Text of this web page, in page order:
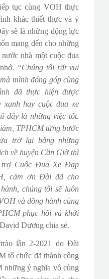
tục cùng VOH thực
khác thiết thực và ý
sẽ là những động lực
mang đến cho những
nhà một cuộc đua
“Chúng tôi rất vui
mình đóng góp cùng
đã thực hiện được
xanh hay cuộc đua xe
đây là những việc tốt.
TPHCM từng bước
trở lại bằng những
về huyện Cần Giờ thì
Cuộc Đua Xe Đạp
cảm ơn Đài đã cho
chúng tôi sẽ luôn
và đồng hành cùng
phục hồi và khởi
Dương chia sẻ.
lần 2-2021 do Đài
tổ chức đã thành công
những ý nghĩa vô cùng